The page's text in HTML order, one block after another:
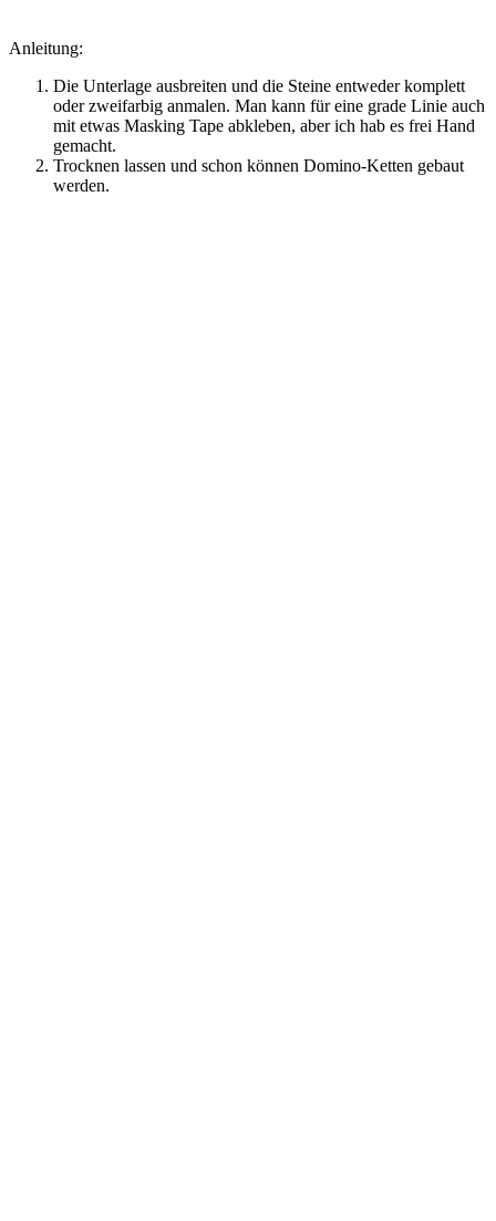
Anleitung:
Die Unterlage ausbreiten und die Steine entweder komplett
oder zweifarbig anmalen. Man kann für eine grade Linie auch
mit etwas Masking Tape abkleben, aber ich hab es frei Hand
gemacht.
Trocknen lassen und schon können Domino-Ketten gebaut
werden.